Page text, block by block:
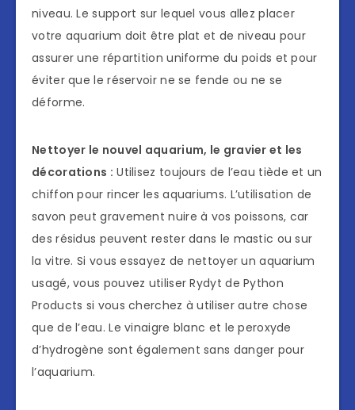
niveau. Le support sur lequel vous allez placer
votre aquarium doit être plat et de niveau pour
assurer une répartition uniforme du poids et pour
éviter que le réservoir ne se fende ou ne se
déforme.
Nettoyer le nouvel aquarium, le gravier et les
décorations : Utilisez toujours de l’eau tiède et un
chiffon pour rincer les aquariums. L’utilisation de
savon peut gravement nuire à vos poissons, car
des résidus peuvent rester dans le mastic ou sur
la vitre. Si vous essayez de nettoyer un aquarium
usagé, vous pouvez utiliser Rydyt de Python
Products si vous cherchez à utiliser autre chose
que de l’eau. Le vinaigre blanc et le peroxyde
d’hydrogène sont également sans danger pour
l’aquarium.